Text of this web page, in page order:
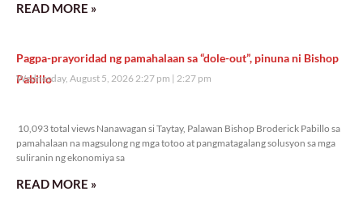
READ MORE »
Pagpa-prayoridad ng pamahalaan sa “dole-out”, pinuna ni Bishop
Pabillo
Wednesday, August 5, 2026 2:27 pm 2:27 pm
10,093 total views Nanawagan si Taytay, Palawan Bishop Broderick Pabillo sa
pamahalaan na magsulong ng mga totoo at pangmatagalang solusyon sa mga
suliranin ng ekonomiya sa
READ MORE »